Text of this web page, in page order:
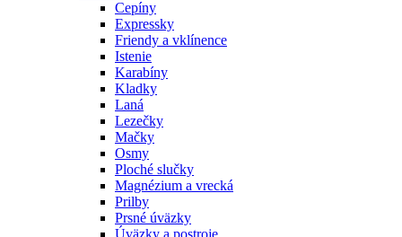
Cepíny
Expressky
Friendy a vklínence
Istenie
Karabíny
Kladky
Laná
Lezečky
Mačky
Osmy
Ploché slučky
Magnézium a vrecká
Prilby
Prsné úväzky
Úväzky a postroje